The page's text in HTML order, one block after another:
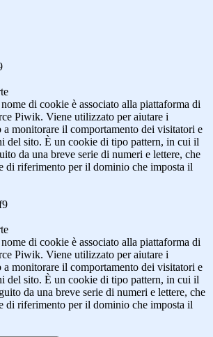
di cookie è associato alla piattaforma di
Piwik. Viene utilizzato per aiutare i
monitorare il comportamento dei visitatori e
del sito. È un cookie di tipo pattern, in cui il
da una breve serie di numeri e lettere, che
di riferimento per il dominio che imposta il
di cookie è associato alla piattaforma di
Piwik. Viene utilizzato per aiutare i
monitorare il comportamento dei visitatori e
del sito. È un cookie di tipo pattern, in cui il
da una breve serie di numeri e lettere, che
di riferimento per il dominio che imposta il